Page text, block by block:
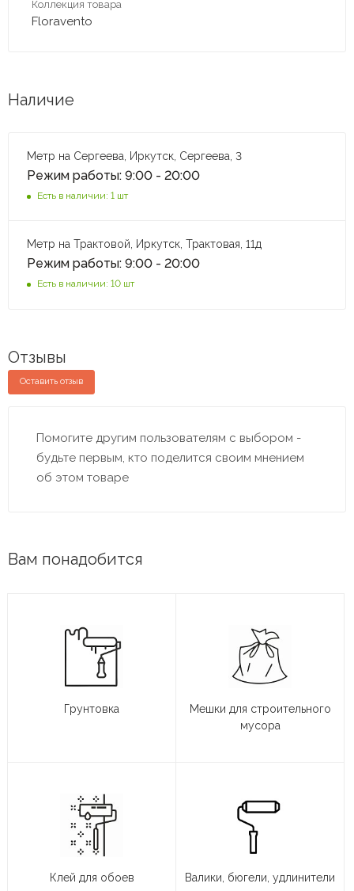
Коллекция товара
Floravento
Наличие
Метр на Сергеева, Иркутск, Сергеева, 3
Режим работы: 9:00 - 20:00
Есть в наличии: 1 шт
Метр на Трактовой, Иркутск, Трактовая, 11д
Режим работы: 9:00 - 20:00
Есть в наличии: 10 шт
Отзывы
Оставить отзыв
Помогите другим пользователям с выбором -
будьте первым, кто поделится своим мнением
об этом товаре
Вам понадобится
Грунтовка
Мешки для строительного
мусора
Клей для обоев Валики, бюгели, удлинители